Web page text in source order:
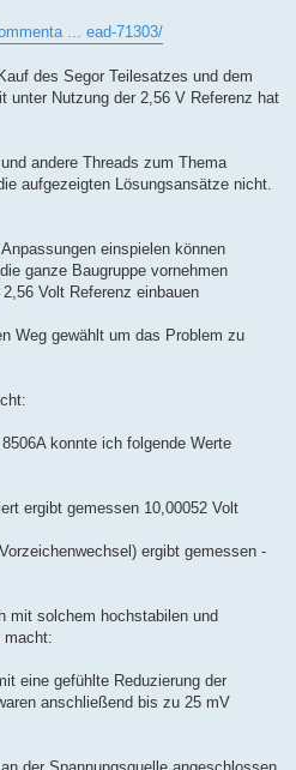
... ead-71303/
des Segor Teilesatzes und dem
unter Nutzung der 2,56 V Referenz hat
andere Threads zum Thema
aufgezeigten Lösungsansätze nicht.
einspielen können
ganze Baugruppe vornehmen
Volt Referenz einbauen
Weg gewählt um das Problem zu
konnte ich folgende Werte
ergibt gemessen 10,00052 Volt
ergibt gemessen -
mit solchem hochstabilen und
macht:
eine gefühlte Reduzierung der
anschließend bis zu 25 mV